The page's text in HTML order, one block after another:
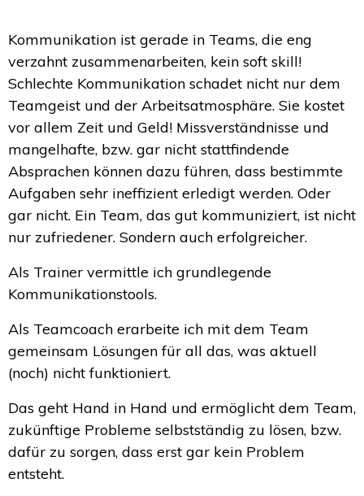
Kommunikation ist gerade in Teams, die eng
verzahnt zusammenarbeiten, kein soft skill!
Schlechte Kommunikation schadet nicht nur dem
Teamgeist und der Arbeitsatmosphäre. Sie kostet
vor allem Zeit und Geld! Missverständnisse und
mangelhafte, bzw. gar nicht stattfindende
Absprachen können dazu führen, dass bestimmte
Aufgaben sehr ineffizient erledigt werden. Oder
gar nicht. Ein Team, das gut kommuniziert, ist nicht
nur zufriedener. Sondern auch erfolgreicher.
Als Trainer vermittle ich grundlegende
Kommunikationstools.
Als Teamcoach erarbeite ich mit dem Team
gemeinsam Lösungen für all das, was aktuell
(noch) nicht funktioniert.
Das geht Hand in Hand und ermöglicht dem Team,
zukünftige Probleme selbstständig zu lösen, bzw.
dafür zu sorgen, dass erst gar kein Problem
entsteht.